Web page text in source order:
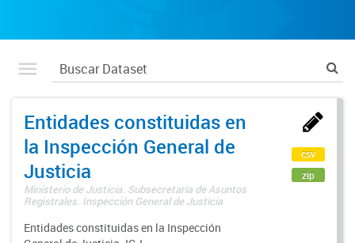
Entidades constituidas en
la Inspección General de
Justicia
Ministerio de Justicia. Subsecretaría de Asuntos
Registrales. Inspección General de Justicia
Entidades constituidas en la Inspección
csv
zip